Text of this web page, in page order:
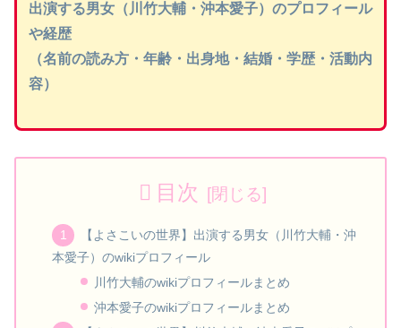
出演する男女（川竹大輔・沖本愛子）のプロフィール
や経歴
（名前の読み方・年齢・出身地・結婚・学歴・活動内
容）
目次
【よさこいの世界】出演する男女（川竹大輔・沖
本愛子）のwikiプロフィール
川竹大輔のwikiプロフィールまとめ
沖本愛子のwikiプロフィールまとめ